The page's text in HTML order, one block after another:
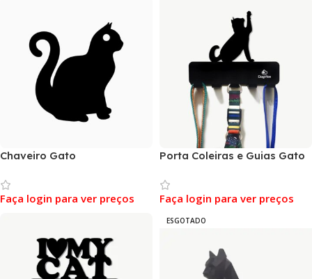
Chaveiro Gato
Faça login para ver preços
Porta Coleiras e Guias Gato
Faça login para ver preços
ESGOTADO